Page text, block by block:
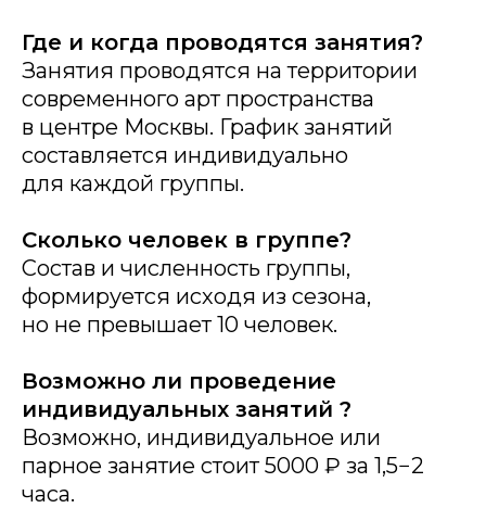
Где и когда проводятся занятия?
Занятия проводятся на территории
современного арт пространства
в центре Москвы. График занятий
составляется индивидуально
для каждой группы.
Сколько человек в группе?
Состав и численность группы,
формируется исходя из сезона,
но не превышает 10 человек.
Возможно ли проведение
индивидуальных занятий ?
Возможно, индивидуальное или
парное занятие стоит 5000 ₽ за 1,5−2
часа.